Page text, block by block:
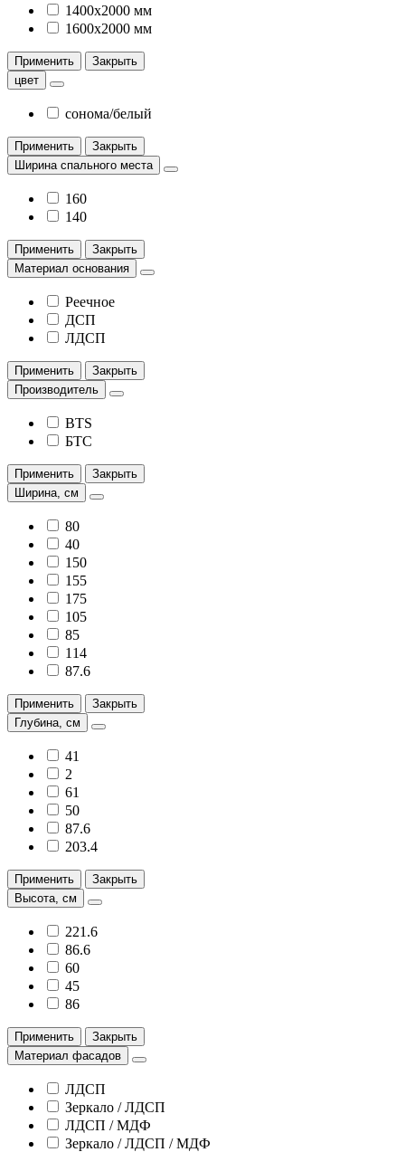
1400х2000 мм
1600х2000 мм
Применить
Закрыть
цвет
сонома/белый
Применить
Закрыть
Ширина спального места
160
140
Применить
Закрыть
Материал основания
Реечное
ДСП
ЛДСП
Применить
Закрыть
Производитель
BTS
БТС
Применить
Закрыть
Ширина, см
80
40
150
155
175
105
85
114
87.6
Применить
Закрыть
Глубина, см
41
2
61
50
87.6
203.4
Применить
Закрыть
Высота, см
221.6
86.6
60
45
86
Применить
Закрыть
Материал фасадов
ЛДСП
Зеркало / ЛДСП
ЛДСП / МДФ
Зеркало / ЛДСП / МДФ